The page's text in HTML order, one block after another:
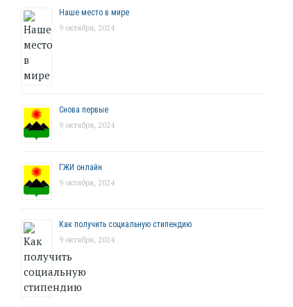
Наше место в мире
9 октября, 2024
Снова первые
9 октября, 2024
ГЖИ онлайн
9 октября, 2024
Как получить социальную стипендию
9 октября, 2024